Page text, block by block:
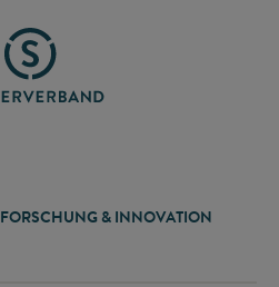
FORSCHUNG & INNOVATION